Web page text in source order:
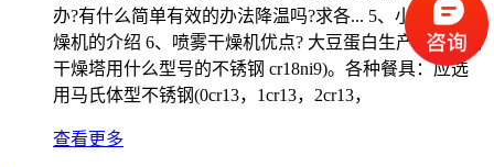
办?有什么简单有效的办法降温吗?求各... 5、小型喷雾干
燥机的介绍 6、喷雾干燥机优点? 大豆蛋白生产厂家喷雾
干燥塔用什么型号的不锈钢 cr18ni9)。各种餐具：应选
用马氏体型不锈钢(0cr13，1cr13，2cr13，
查看更多